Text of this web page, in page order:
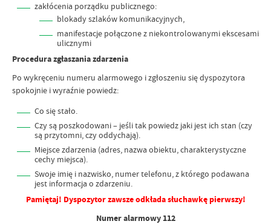
zakłócenia porządku publicznego:
blokady szlaków komunikacyjnych,
manifestacje połączone z niekontrolowanymi ekscesami
ulicznymi
Procedura zgłaszania zdarzenia
Po wykręceniu numeru alarmowego i zgłoszeniu się dyspozytora
spokojnie i wyraźnie powiedz:
Co się stało.
Czy są poszkodowani – jeśli tak powiedz jaki jest ich stan (czy
są przytomni, czy oddychają).
Miejsce zdarzenia (adres, nazwa obiektu, charakterystyczne
cechy miejsca).
Swoje imię i nazwisko, numer telefonu, z którego podawana
jest informacja o zdarzeniu.
Pamiętaj! Dyspozytor zawsze odkłada słuchawkę pierwszy!
Numer alarmowy 112